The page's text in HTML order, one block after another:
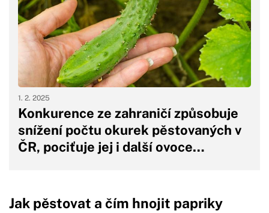
Konkurence ze zahraničí způsobuje
snížení počtu okurek pěstovaných v
ČR, pociťuje jej i další ovoce…
1. 2. 2025
Jak pěstovat a čím hnojit papriky